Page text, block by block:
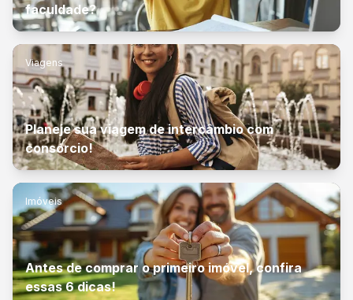
faculdade?
Viagens
Planeje sua viagem de intercâmbio com
consórcio!
Imóveis
Antes de comprar o primeiro imóvel, confira
essas 6 dicas!